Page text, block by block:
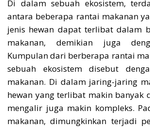
Di dalam sebuah ekosistem,
antara beberapa rantai makanan
jenis hewan dapat terlibat dalam
makanan, demikian juga
Kumpulan dari berberapa rantai
sebuah ekosistem disebut
makanan. Di dalam jaring-jaring
hewan yang terlibat makin banyak
mengalir juga makin kompleks.
makanan, dimungkinkan terjadi